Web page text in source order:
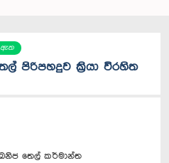
ඇත
පිරිපහදුව ක්‍රියා විරහිත
තෙල් කර්මාන්ත